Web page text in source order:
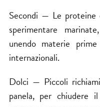
Secondi — Le
sperimentare
unendo materie
internazionali.
Dolci — Piccoli
panela, per chiudere